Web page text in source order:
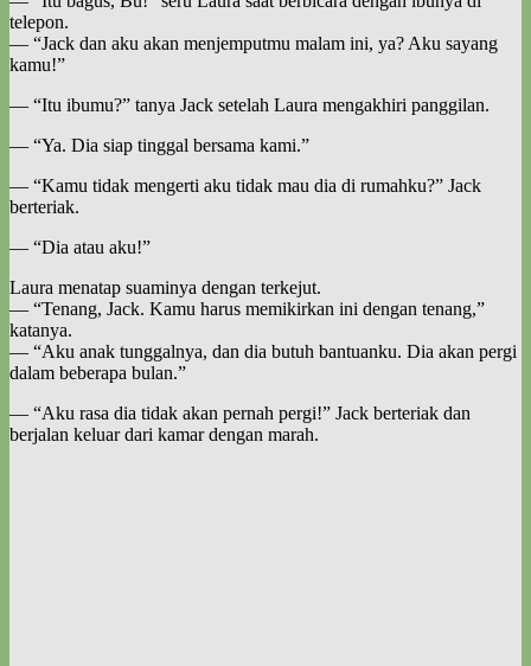
telepon.
— “Jack dan aku akan menjemputmu malam ini, ya? Aku sayang
kamu!”
— “Itu ibumu?” tanya Jack setelah Laura mengakhiri panggilan.
— “Ya. Dia siap tinggal bersama kami.”
— “Kamu tidak mengerti aku tidak mau dia di rumahku?” Jack
berteriak.
— “Dia atau aku!”
Laura menatap suaminya dengan terkejut.
— “Tenang, Jack. Kamu harus memikirkan ini dengan tenang,”
katanya.
— “Aku anak tunggalnya, dan dia butuh bantuanku. Dia akan pergi
dalam beberapa bulan.”
— “Aku rasa dia tidak akan pernah pergi!” Jack berteriak dan
berjalan keluar dari kamar dengan marah.